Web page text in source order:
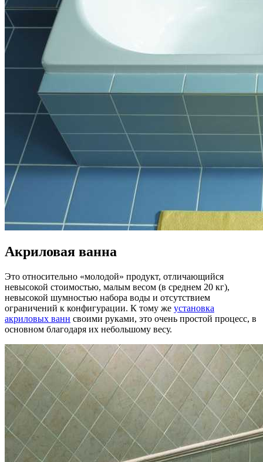
Акриловая ванна
Это относительно «молодой» продукт, отличающийся
невысокой стоимостью, малым весом (в среднем 20 кг),
невысокой шумностью набора воды и отсутствием
ограничений к конфигурации. К тому же установка
акриловых ванн своими руками, это очень простой процесс, в
основном благодаря их небольшому весу.